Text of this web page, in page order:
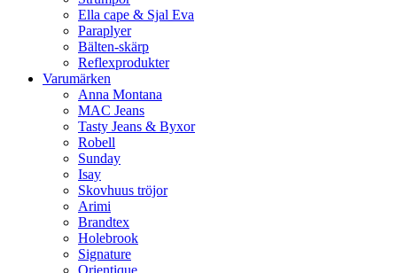
Ella cape & Sjal Eva
Paraplyer
Bälten-skärp
Reflexprodukter
Varumärken
Anna Montana
MAC Jeans
Tasty Jeans & Byxor
Robell
Sunday
Isay
Skovhuus tröjor
Arimi
Brandtex
Holebrook
Signature
Orientique